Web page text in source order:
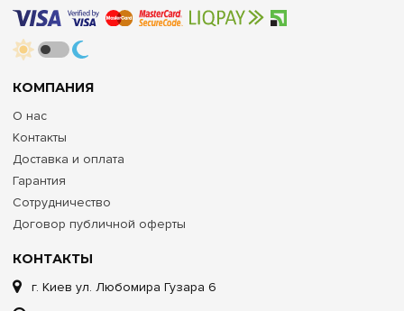
КОНТАКТЫ
г. Киев ул. Любомира Гузара 6
КОМПАНИЯ
О нас
Контакты
Доставка и оплата
Гарантия
Сотрудничество
Договор публичной оферты